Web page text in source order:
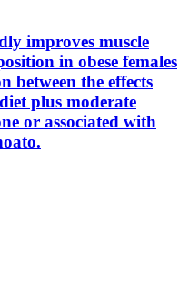
improves muscle
in obese females
between the effects
plus moderate
or associated with